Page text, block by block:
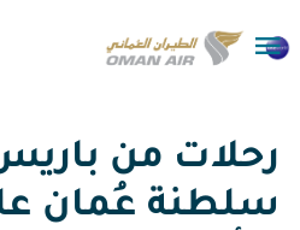

رحلات من